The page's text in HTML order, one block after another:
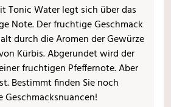
Tonic Water legt sich über das
Note. Der fruchtige Geschmack
durch die Aromen der Gewürze
Kürbis. Abgerundet wird der
fruchtigen Pfeffernote. Aber
Bestimmt finden Sie noch